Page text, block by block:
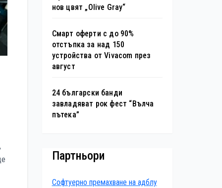
нов цвят „Olive Gray“
Смарт оферти с до 90%
отстъпка за над 150
устройства от Vivacom през
август
24 български банди
завладяват рок фест “Вълча
пътека”
Партньори
Софтуерно премахване на адблу